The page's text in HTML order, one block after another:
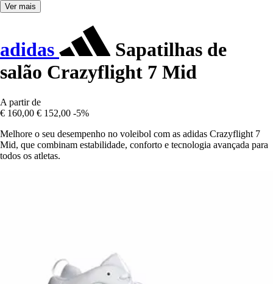
Ver mais
adidas
Sapatilhas de
salão Crazyflight 7 Mid
A partir de
€ 160,00 € 152,00 -5%
Melhore o seu desempenho no voleibol com as adidas Crazyflight 7
Mid, que combinam estabilidade, conforto e tecnologia avançada para
todos os atletas.